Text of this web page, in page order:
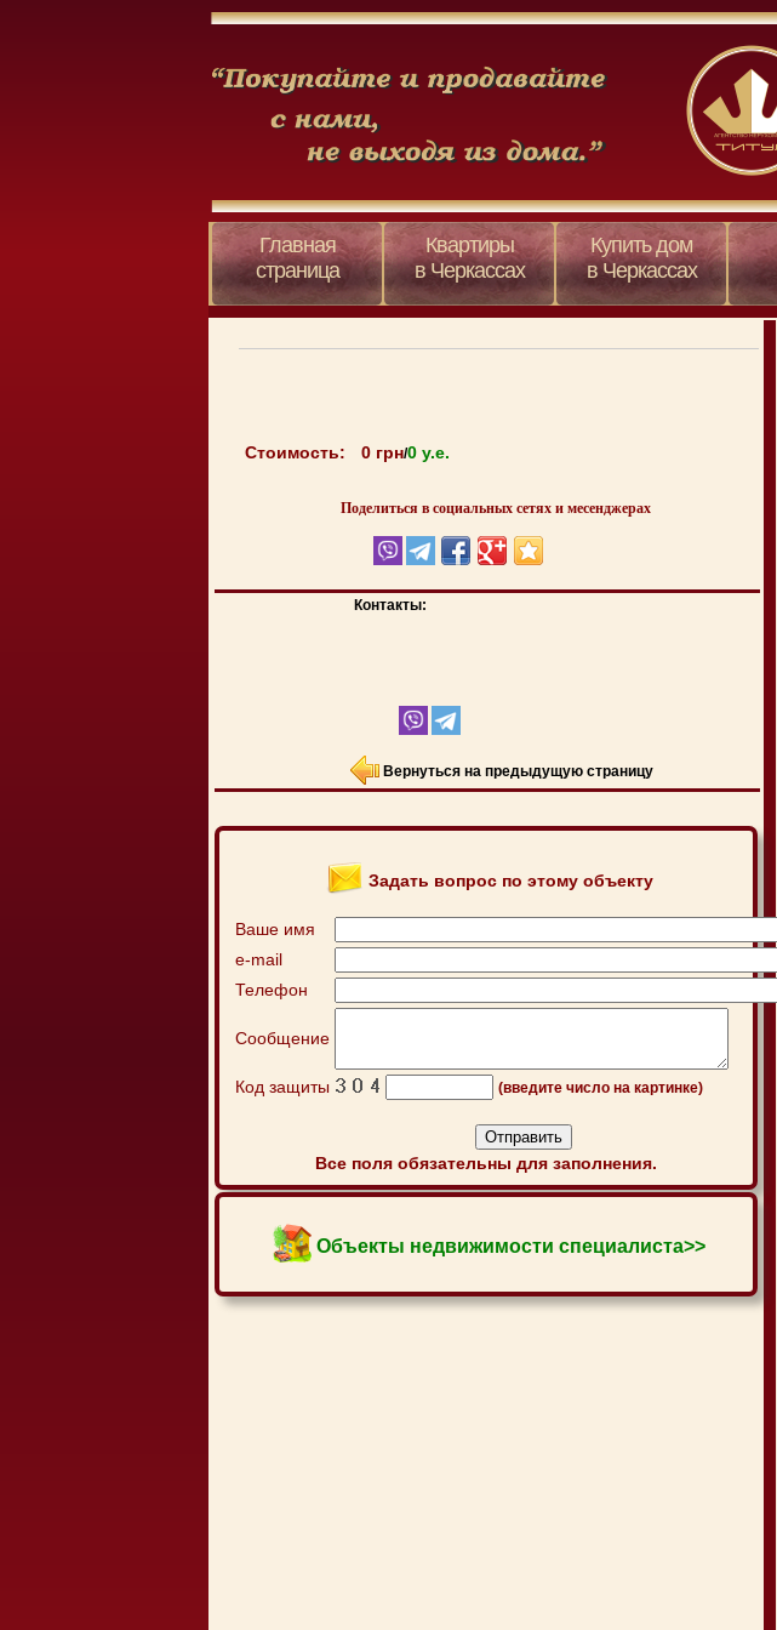
Главная
страница
Квартиры
в Черкассах
Купить дом
в Черкассах
Стоимость: 0 грн/0 y.e.
Поделиться в социальных сетях и месенджерах
Контакты:
Вернуться на предыдущую страницу
Задать вопрос по этому объекту
Ваше имя
e-mail
Телефон
Сообщение
Код защиты (введите число на картинке)
Все поля обязательны для заполнения.
Объекты недвижимости специалиста>>